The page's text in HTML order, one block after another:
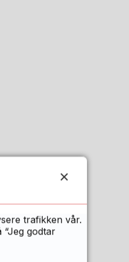
trafikken vår.
godtar